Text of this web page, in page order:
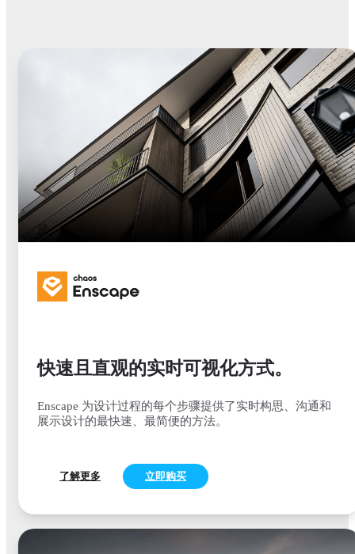
快速且直观的实时可视化方式。
Enscape 为设计过程的每个步骤提供了实时构思、沟通和
展示设计的最快速、最简便的方法。
了解更多 立即购买